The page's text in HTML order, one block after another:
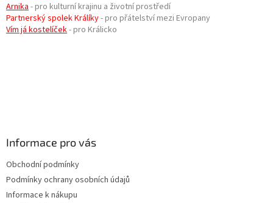
Arnika- pro kulturní krajinu a životní prostředí
Partnerský spolek Králíky- pro přátelství mezi Evropany
Vím já kostelíček- pro Králicko
Informace pro vás
Obchodní podmínky
Podmínky ochrany osobních údajů
Informace k nákupu